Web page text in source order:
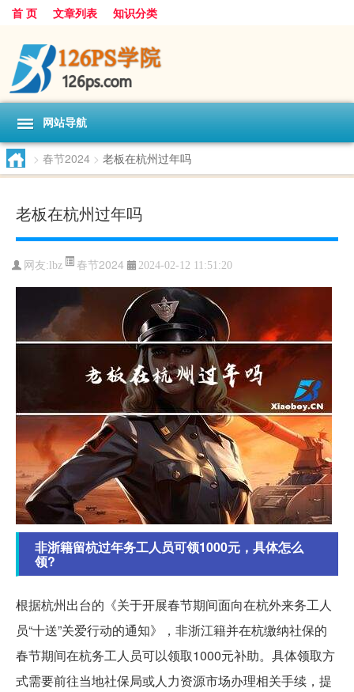
首 页 文章列表 知识分类
网站导航
> 春节2024 > 老板在杭州过年吗
老板在杭州过年吗
网友:lbz 春节2024 2024-02-12 11:51:20
非浙籍留杭过年务工人员可领1000元，具体怎么
领?
根据杭州出台的《关于开展春节期间面向在杭外来务工人
员“十送”关爱行动的通知》，非浙江籍并在杭缴纳社保的
春节期间在杭务工人员可以领取1000元补助。具体领取方
式需要前往当地社保局或人力资源市场办理相关手续，提